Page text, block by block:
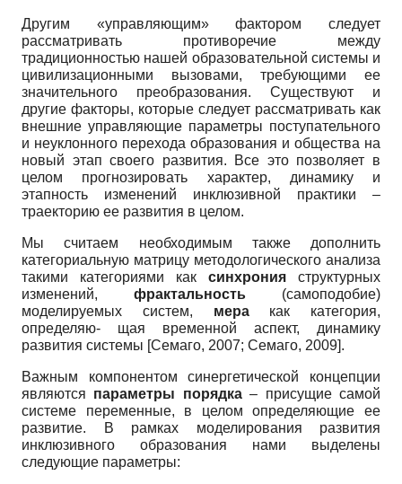
Другим «управляющим» фактором следует
рассматривать противоречие между
традиционностью нашей образовательной системы и
цивилизационными вызовами, требующими ее
значительного преобразования. Существуют и
другие факторы, которые следует рассматривать как
внешние управляющие параметры поступательного
и неуклонного перехода образования и общества на
новый этап своего развития. Все это позволяет в
целом прогнозировать характер, динамику и
этапность изменений инклюзивной практики –
траекторию ее развития в целом.
Мы считаем необходимым также дополнить
категориальную матрицу методологического анализа
такими категориями как синхрония структурных
изменений, фрактальность (самоподобие)
моделируемых систем, меракак категория,
определяю- щая временной аспект, динамику
развития системы [Семаго, 2007; Семаго, 2009].
Важным компонентом синергетической концепции
являются параметры порядка– присущие самой
системе переменные, в целом определяющие ее
развитие. В рамках моделирования развития
инклюзивного образования нами выделены
следующие параметры: